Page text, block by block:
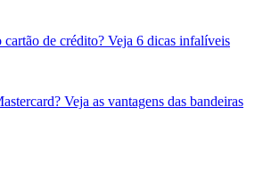
de crédito? Veja 6 dicas infalíveis
Veja as vantagens das bandeiras